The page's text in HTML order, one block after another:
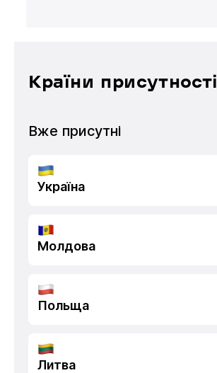
Країни присутності
Вже присутні
Україна
Молдова
Польща
Литва